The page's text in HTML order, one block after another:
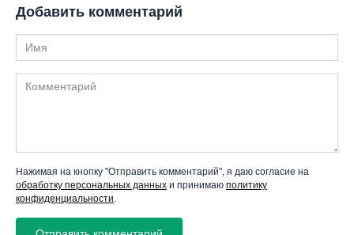
Добавить комментарий
Имя
Комментарий
Нажимая на кнопку "Отправить комментарий", я даю согласие на
обработку персональных данных и принимаю политику
конфиденциальности